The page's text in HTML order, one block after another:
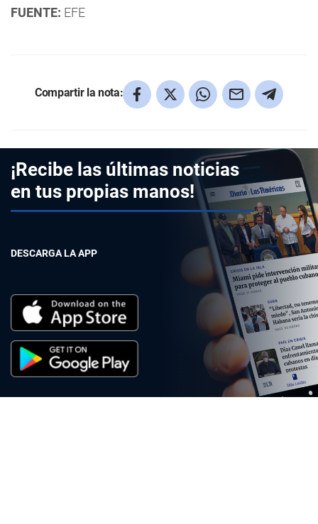
FUENTE: EFE
Compartir la nota:
¡Recibe las últimas noticias
en tus propias manos!
DESCARGA LA APP